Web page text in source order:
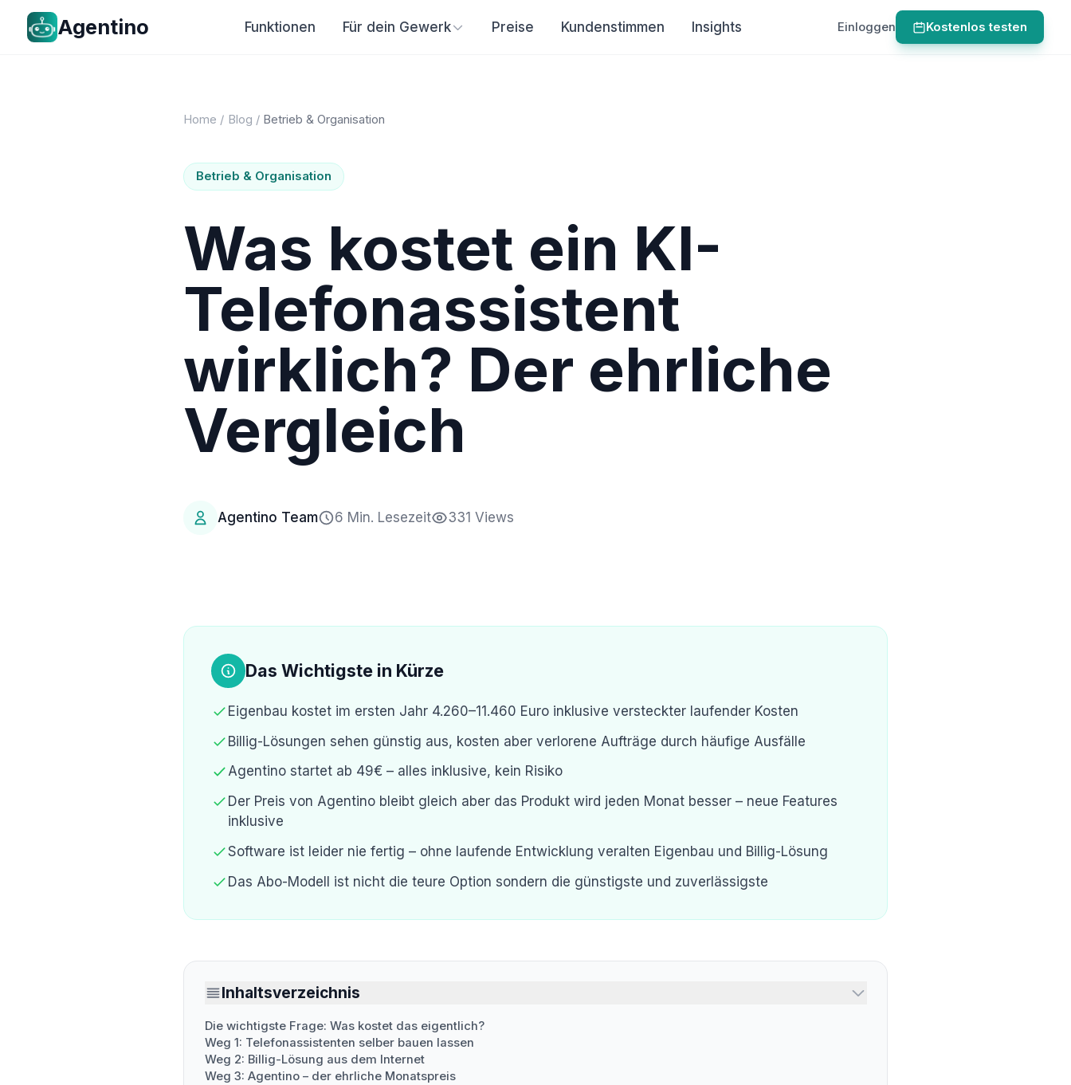
Agentino Funktionen Für dein Gewerk Preise Kundenstimmen Insights Einloggen Kostenlos testen
Home / Blog / Betrieb & Organisation
Betrieb & Organisation
Was kostet ein KI-
Telefonassistent
wirklich? Der ehrliche
Vergleich
Agentino Team 6 Min. Lesezeit 331 Views
Das Wichtigste in Kürze
Eigenbau kostet im ersten Jahr 4.260–11.460 Euro inklusive versteckter laufender Kosten
Billig-Lösungen sehen günstig aus, kosten aber verlorene Aufträge durch häufige Ausfälle
Agentino startet ab 49€ – alles inklusive, kein Risiko
Der Preis von Agentino bleibt gleich aber das Produkt wird jeden Monat besser – neue Features
inklusive
Software ist leider nie fertig – ohne laufende Entwicklung veralten Eigenbau und Billig-Lösung
Das Abo-Modell ist nicht die teure Option sondern die günstigste und zuverlässigste
Inhaltsverzeichnis
Die wichtigste Frage: Was kostet das eigentlich?
Weg 1: Telefonassistenten selber bauen lassen
Weg 2: Billig-Lösung aus dem Internet
Weg 3: Agentino – der ehrliche Monatspreis